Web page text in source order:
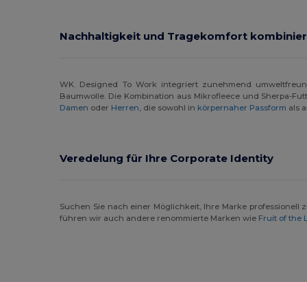
Neoblu (6)
NEW MORNING STUDIOS (7)
Pen Duick (11)
Proact (15)
Promodoro (5)
Nachhaltigkeit und Tragekomfort
WK. Designed To Work integriert zunehmend
Baumwolle. Die Kombination aus Mikrofleece und Sherpa-
Damen oder Herren, die sowohl in körpernaher Passform als
Veredelung für Ihre Corporate Identity
Suchen Sie nach einer Möglichkeit, Ihre Marke professionell
führen wir auch andere renommierte Marken wie Fruit of the